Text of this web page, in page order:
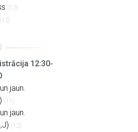
(12)
(12)
12:30-
jaun.
(11)
jaun.
(12)